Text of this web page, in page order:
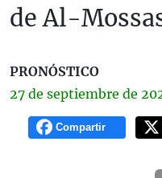
de Al-
PRONÓSTICO
27 de septiembre de
Compartir